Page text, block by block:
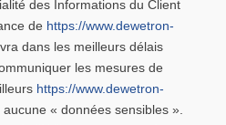
des Informations du Client
de https://www.dewetron-
dans les meilleurs délais
les mesures de
https://www.dewetron-
« données sensibles ».